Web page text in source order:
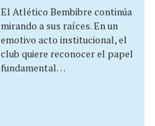
El Atlético Bembibre continúa
mirando a sus raíces. En un
emotivo acto institucional, el
club quiere reconocer el papel
fundamental…